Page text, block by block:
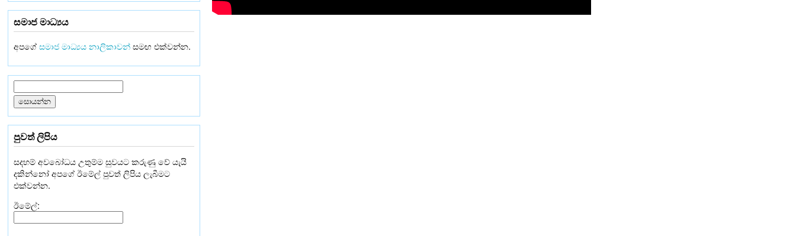
සමාජ මාධ්‍යය
අපගේසමාජ මාධ්‍යය නාලිකාවන්සමඟ එක්වන්න.
පුවත් ලිපිය
සදහම් අවබෝධය උතුම්ම සුවයට කරුණු වේ යැයි
දකින්නෝ අපගේ ඊමේල් පුවත් ලිපිය ලැබීමට
එක්වන්න.
ඊමේල්: